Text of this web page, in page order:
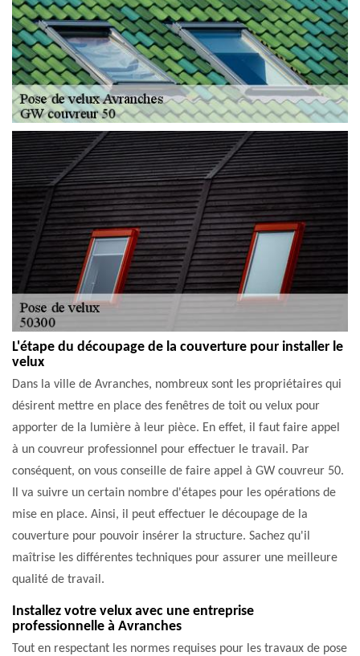
L'étape du découpage de la couverture pour installer le
velux
Dans la ville de Avranches, nombreux sont les propriétaires qui
désirent mettre en place des fenêtres de toit ou velux pour
apporter de la lumière à leur pièce. En effet, il faut faire appel
à un couvreur professionnel pour effectuer le travail. Par
conséquent, on vous conseille de faire appel à GW couvreur 50.
Il va suivre un certain nombre d'étapes pour les opérations de
mise en place. Ainsi, il peut effectuer le découpage de la
couverture pour pouvoir insérer la structure. Sachez qu'il
maîtrise les différentes techniques pour assurer une meilleure
qualité de travail.
Installez votre velux avec une entreprise
professionnelle à Avranches
Tout en respectant les normes requises pour les travaux de pose